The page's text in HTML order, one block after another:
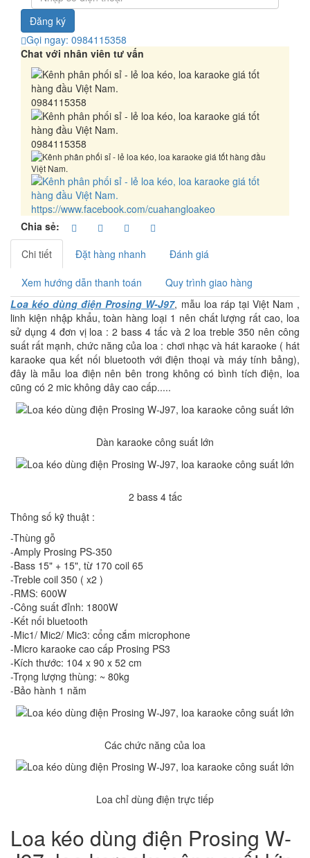
Đăng ký
Gọi ngay: 0984115358
Chat với nhân viên tư vấn
0984115358
0984115358
https://www.facebook.com/cuahangloakeo
Chia sẻ:
Chi tiết Đặt hàng nhanh Đánh giá
Xem hướng dẫn thanh toán
Quy trình giao hàng
Loa kéo dùng điện Prosing W-J97, mẫu loa ráp tại Việt Nam ,
linh kiện nhập khẩu, toàn hàng loại 1 nên chất lượng rất cao, loa
sử dụng 4 đơn vị loa : 2 bass 4 tấc và 2 loa treble 350 nên công
suất rất mạnh, chức năng của loa : chơi nhạc và hát karaoke ( hát
karaoke qua kết nối bluetooth với điện thoại và máy tính bảng),
đây là mẫu loa điện nên bên trong không có bình tích điện, loa
cũng có 2 mic không dây cao cấp.....
Dàn karaoke công suất lớn
2 bass 4 tấc
Thông số kỹ thuật :
-Thùng gỗ
-Amply Prosing PS-350
-Bass 15" + 15", từ 170 coil 65
-Treble coil 350 ( x2 )
-RMS: 600W
-Công suất đỉnh: 1800W
-Kết nối bluetooth
-Mic1/ Mic2/ Mic3: cổng cắm microphone
-Micro karaoke cao cấp Prosing PS3
-Kích thước: 104 x 90 x 52 cm
-Trọng lượng thùng: ~ 80kg
-Bảo hành 1 năm
Các chức năng của loa
Loa chỉ dùng điện trực tiếp
Loa kéo dùng điện Prosing W-